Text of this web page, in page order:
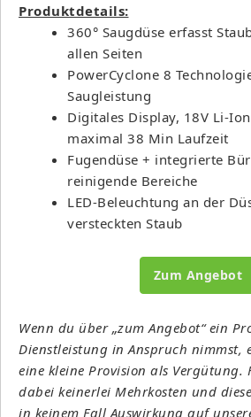
Produktdetails:
360° Saugdüse erfasst
allen Seiten
PowerCyclone 8
Saugleistung
Digitales Display, 18V Li-
maximal 38 Min Laufzeit
Fugendüse + integrierte
reinigende Bereiche
LED-Beleuchtung an der
versteckten Staub
Zum Angebot
Wenn du über „zum Angebot“ ein
Dienstleistung in Anspruch nimmst,
eine kleine Provision als Vergütung.
dabei keinerlei Mehrkosten und
in keinem Fall Auswirkung auf